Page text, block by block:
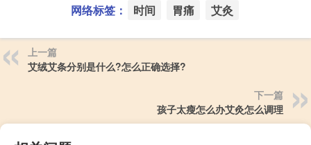
网络标签： 时间 胃痛 艾灸
上一篇
艾绒艾条分别是什么?怎么正确选择?
下一篇
孩子太瘦怎么办艾灸怎么调理